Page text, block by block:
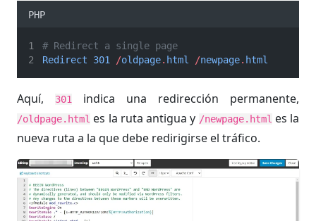
PHP
# Redirect a single page
Redirect
301 /oldpage. html /newpage. html
Aquí, 301 indica una redirección permanente,
/oldpage.html es la ruta antigua y /newpage.htmles la
nueva ruta a la que debe redirigirse el tráfico.